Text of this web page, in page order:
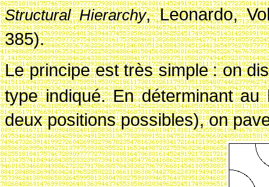
Structural Hierarchy, Leonardo,
385).
Le principe est très simple : on
type indiqué. En déterminant
deux positions possibles), on